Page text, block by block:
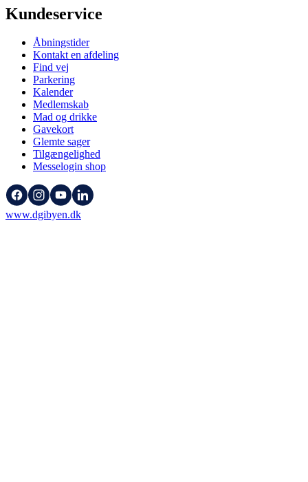
Kundeservice
Åbningstider
Kontakt en afdeling
Find vej
Parkering
Kalender
Medlemskab
Mad og drikke
Gavekort
Glemte sager
Tilgængelighed
Messelogin shop
www.dgibyen.dk